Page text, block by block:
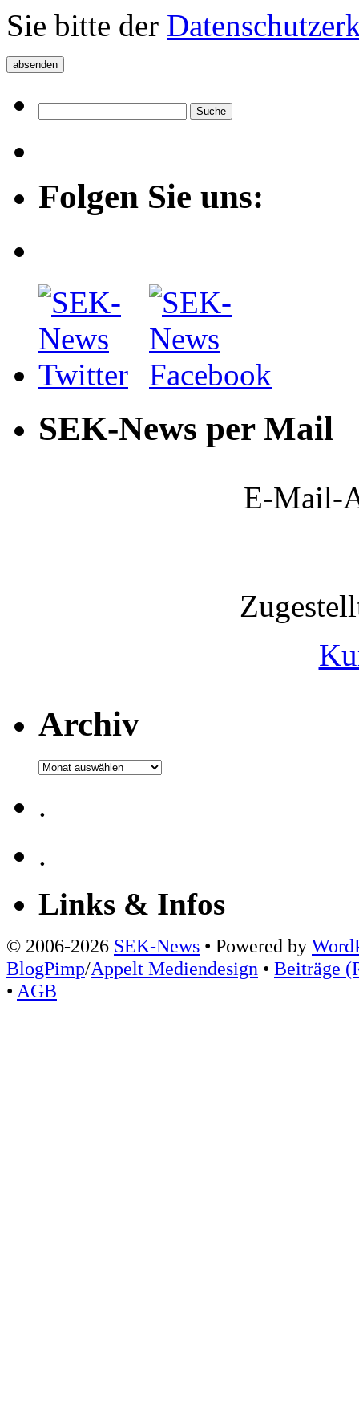
Sie bitte der
Folgen Sie uns:
SEK-News per Mail
E-Mail-
Archiv
Archiv
.
.
Links & Infos
© 2006-2026 SEK-News • Powered by
BlogPimp/Appelt Mediendesign • Beiträge
• AGB